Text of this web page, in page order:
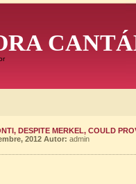
DESPITE MERKEL, COULD
2012 Autor: admin